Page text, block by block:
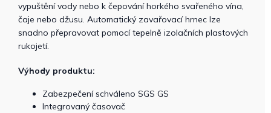
vypuštění vody nebo k čepování horkého svařeného vína,
čaje nebo džusu. Automatický zavařovací hrnec lze
snadno přepravovat pomocí tepelně izolačních plastových
rukojetí.
Výhody produktu:
Zabezpečení schváleno SGS GS
Integrovaný časovač